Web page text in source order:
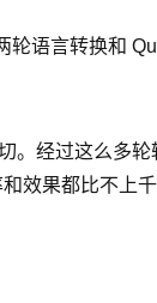
语言转换和
。经过这么多
效果都比不上千